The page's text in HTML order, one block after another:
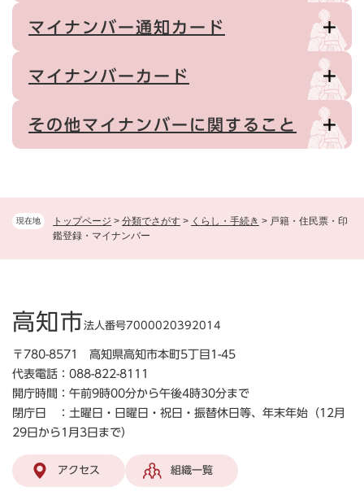
現在地 トップページ > 分類でさがす > くらし・手続き > 戸籍・住民票・印
鑑登録・マイナンバー
マイナンバー通知カード
マイナンバーカード
その他マイナンバーに関すること
高知市法人番号7000020392014
〒780-8571 高知県高知市本町5丁目1-45
代表電話：088-822-8111
開庁時間：午前9時00分から午後4時30分まで
閉庁日 ：土曜日・日曜日・祝日・振替休日等、年末年始（12月
29日から1月3日まで）
アクセス 組織一覧